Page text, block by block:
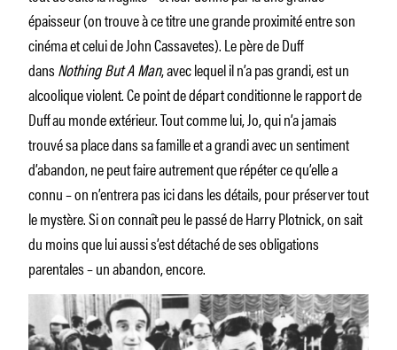
épaisseur (on trouve à ce titre une grande proximité entre son
cinéma et celui de John Cassavetes). Le père de Duff
dansNothing But A Man, avec lequel il n’a pas grandi, est un
alcoolique violent. Ce point de départ conditionne le rapport de
Duff au monde extérieur. Tout comme lui, Jo, qui n’a jamais
trouvé sa place dans sa famille et a grandi avec un sentiment
d’abandon, ne peut faire autrement que répéter ce qu’elle a
connu – on n’entrera pas ici dans les détails, pour préserver tout
le mystère. Si on connaît peu le passé de Harry Plotnick, on sait
du moins que lui aussi s’est détaché de ses obligations
parentales – un abandon, encore.